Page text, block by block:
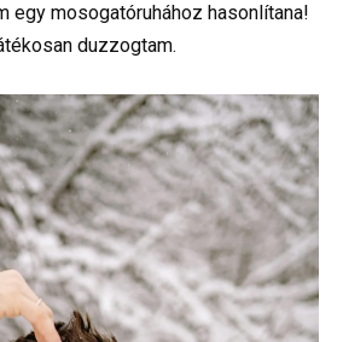
egy mosogatóruhához hasonlítana!
duzzogtam.